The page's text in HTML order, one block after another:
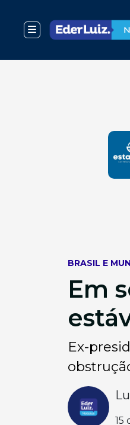
BRASIL E
Em
Ex-
15